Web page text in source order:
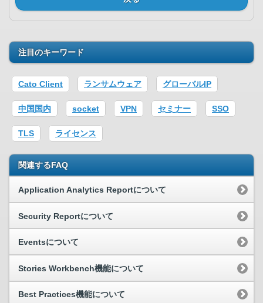
注目のキーワード
Cato Client ランサムウェア グローバルIP
中国国内 socket VPN セミナー SSO
TLS ライセンス
関連するFAQ
Application Analytics Reportについて
Security Reportについて
Eventsについて
Stories Workbench機能について
Best Practices機能について